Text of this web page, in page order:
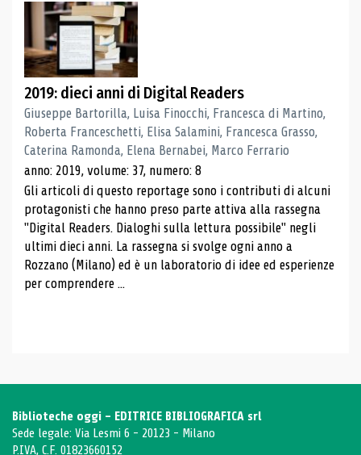
2019: dieci anni di Digital Readers
Giuseppe Bartorilla, Luisa Finocchi, Francesca di Martino,
Roberta Franceschetti, Elisa Salamini, Francesca Grasso,
Caterina Ramonda, Elena Bernabei, Marco Ferrario
anno: 2019, volume: 37, numero: 8
Gli articoli di questo reportage sono i contributi di alcuni
protagonisti che hanno preso parte attiva alla rassegna
"Digital Readers. Dialoghi sulla lettura possibile" negli
ultimi dieci anni. La rassegna si svolge ogni anno a
Rozzano (Milano) ed è un laboratorio di idee ed esperienze
per comprendere ...
Biblioteche oggi - EDITRICE BIBLIOGRAFICA srl
Sede legale: Via Lesmi 6 - 20123 - Milano
P.IVA, C.F. 01823660152